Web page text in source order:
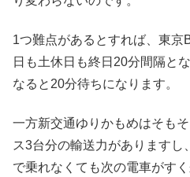
1つ難点があるとすれば、東
日も土休日も終日20分間隔と
なると20分待ちになります。
一方新交通ゆりかもめはそも
ス3台分の輸送力がありますし
で乗れなくても次の電車がすく